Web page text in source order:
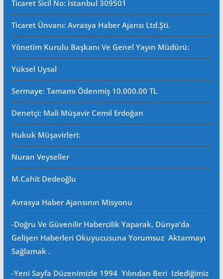
Ticaret Sicil No: İstanbul 309501
Ticaret Ünvanı: Avrasya Haber Ajansı Ltd.Şti.
Yönetim Kurulu Başkanı Ve Genel Yayın Müdürü:
Yüksel Uysal
Sermaye: Tamamı Ödenmiş 10.000.00 TL
Denetçi: Mali Müşavir Cemil Erdoğan
Hukuk Müşavirleri:
Nuran Veyseller
M.Cahit Dedeoğlu
Avrasya Haber Ajansının Misyonu
-Doğru Ve Güvenilir Habercilik Yaparak, Dünya’da
Gelişen Haberleri Okuyucusuna Yorumsuz Aktarmayı
Sağlamak .
-Yeni Sayfa Düzenimizle 1994 Yılından Beri Izlediğimiz